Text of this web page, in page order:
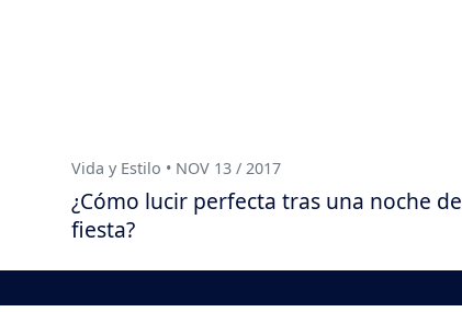
Vida y Estilo • NOV 13 / 2017
¿Cómo lucir perfecta tras una noche de
fiesta?